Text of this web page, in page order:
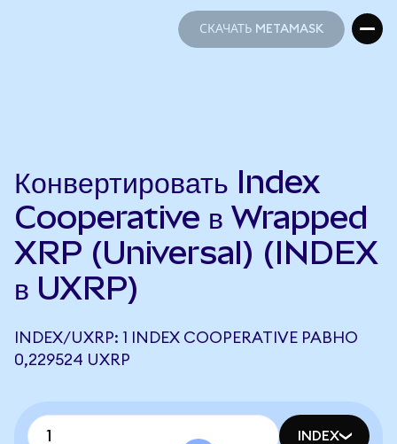
СКАЧАТЬ METAMASK
Конвертировать Index
Cooperative в Wrapped
XRP (Universal) (INDEX
в UXRP)
INDEX/UXRP: 1 INDEX COOPERATIVE РАВНО
0,229524 UXRP
INDEX